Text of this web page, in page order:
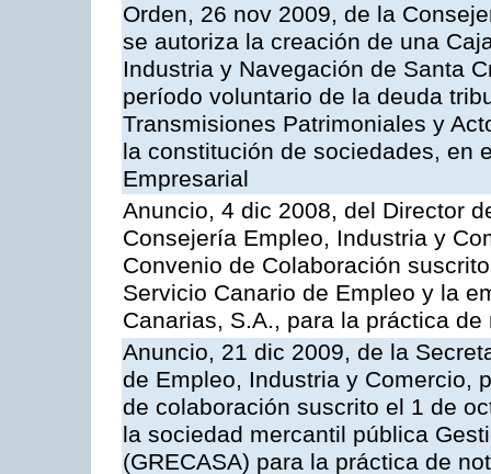
Orden, 26 nov 2009, de la
se autoriza la creación de una
Industria y Navegación de Santa
período voluntario de la deuda
Transmisiones Patrimoniales y
la constitución de sociedades, en
Empresarial
Anuncio, 4 dic 2008, del Director
Consejería Empleo, Industria y
Convenio de Colaboración
Servicio Canario de Empleo y la
Canarias, S.A., para la práctica
Anuncio, 21 dic 2009, de la
de Empleo, Industria y Comercio,
de colaboración suscrito el 1 de
la sociedad mercantil pública
(GRECASA) para la práctica de